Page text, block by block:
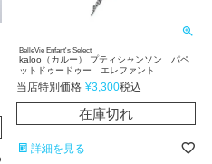
BelleVie Enfant's Select
kaloo（カルー） プティシャンソン パペ
ットドゥードゥー エレファント
当店特別価格 ¥3,300税込
在庫切れ
詳細を見る